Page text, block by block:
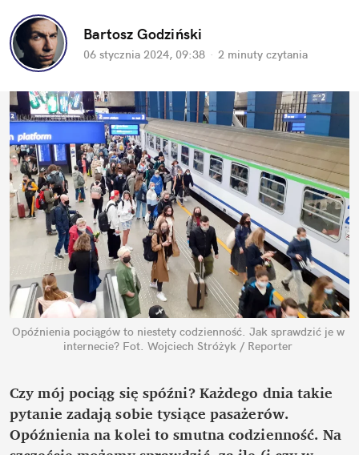
Bartosz Godziński
06 stycznia 2024, 09:38 · 2 minuty czytania
Opóźnienia pociągów to niestety codzienność. Jak sprawdzić je w
internecie? Fot. Wojciech Stróżyk / Reporter
Czy mój pociąg się spóźni? Każdego dnia takie
pytanie zadają sobie tysiące pasażerów.
Opóźnienia na kolei to smutna codzienność. Na